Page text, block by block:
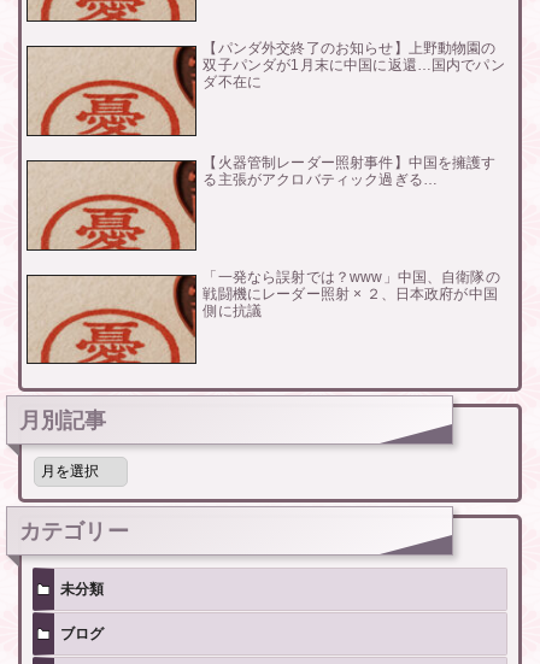
【パンダ外交終了のお知らせ】上野動物園の
双子パンダが1月末に中国に返還…国内でパン
ダ不在に
【火器管制レーダー照射事件】中国を擁護す
る主張がアクロバティック過ぎる…
「一発なら誤射では？www」中国、自衛隊の
戦闘機にレーダー照射 × ２、日本政府が中国
側に抗議
月別記事
月
記
事
カテゴリー
未分類
ブログ